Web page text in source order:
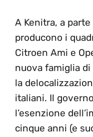
A Kenitra, a
producono i
Citroen Ami e
nuova famiglia
la
italiani. Il
l’esenzione
cinque anni (e